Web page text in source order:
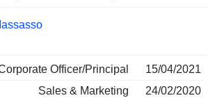
Officer/Principal
15/04/2021
Sales & Marketing
24/02/2020